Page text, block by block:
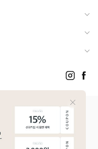
몰에서 가입한 PG사의 구매안전서
호 14610-1327